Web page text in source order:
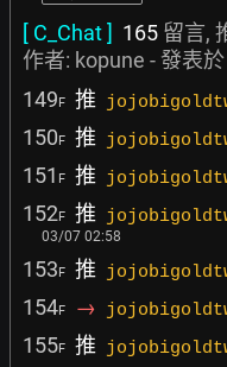
[ C_Chat ] 165 留言,
作者: kopune - 發表於
149F 推
150F 推
151 F 推
152F 推
03/07 02:58
153F 推
154F →
155F 推